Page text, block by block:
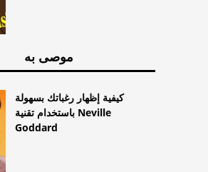
موصى به
كيفية إظهار رغباتك بسهولة
باستخدام تقنية Neville
Goddard